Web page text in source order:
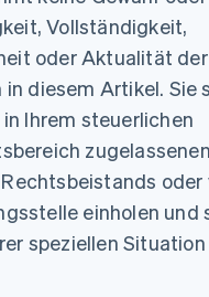
Vollständigkeit,
oder Aktualität der
diesem Artikel. Sie
Ihrem steuerlichen
zugelassenen
oder
einholen und
speziellen